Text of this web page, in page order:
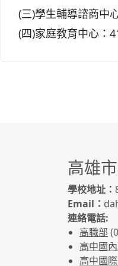
(三)學生輔導諮商中
(四)家庭教育中心：
高雄
學校地址：
Email：
連絡電話:
高職部
高中國
高中國